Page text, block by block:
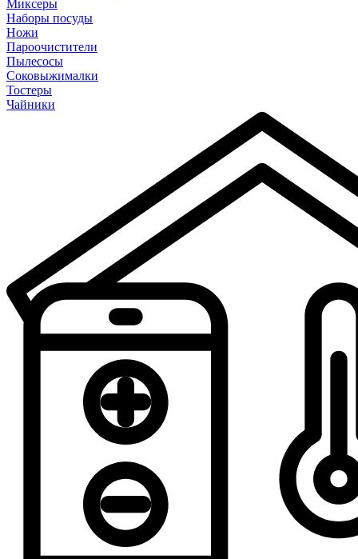
Миксеры
Наборы посуды
Ножи
Пароочистители
Пылесосы
Соковыжималки
Тостеры
Чайники